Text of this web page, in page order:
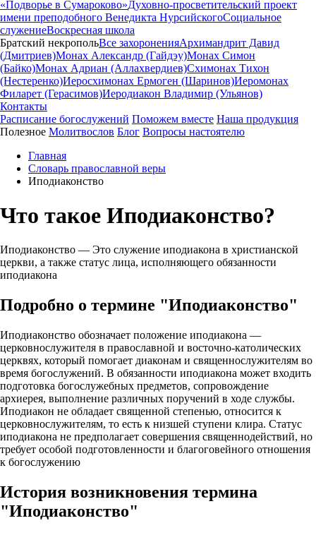
«Подворье в Сумароково»Духовно-просветительский проект
имени преподобного Венедикта НурсийскогоСоциальное
служениеВоскресная школа
Братский некропольВсе захороненияАрхимандрит Давид
(Дмитриев)Монах Александр (Гайдэу)Монах Симон
(Байко)Монах Адриан (Аллахвердиев)Схимонах Тихон
(Нестеренко)Иеросхимонах Ермоген (Шаринов)Иеромонах
Филарет (Герасимов)Иеродиакон Владимир (Ульянов)
Контакты
Расписание богослужений Поможем вместе Наша продукция
Полезное Молитвослов Блог Вопросы настоятелю
Главная
Словарь православной веры
Иподиаконство
Что такое Иподиаконство?
Иподиаконство — Это служение иподиакона в христианской
церкви, а также статус лица, исполняющего обязанности
иподиакона
Подробно о термине "Иподиаконство"
Иподиаконство обозначает положение иподиакона —
церковнослужителя в православной и восточно‑католических
церквях, который помогает диаконам и священнослужителям во
время богослужений. В обязанности иподиакона может входить
подготовка богослужебных предметов, сопровождение
архиерея, выполнение различных поручений в ходе службы.
Иподиакон не обладает священной степенью, относится к
церковнослужителям, то есть к низшей ступени клира. Статус
иподиакона не предполагает совершения священнодействий, но
требует особой подготовленности и благоговейного отношения
к богослужению
История возникновения термина
"Иподиаконство"